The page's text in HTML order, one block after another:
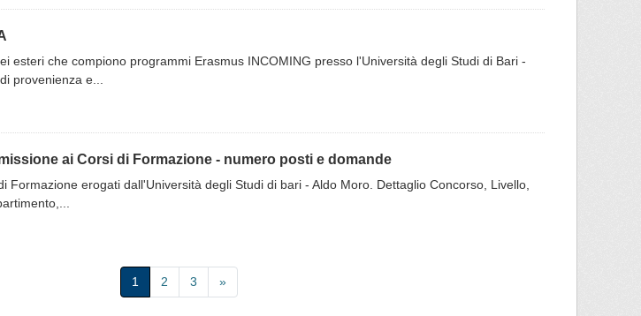
esteri che compiono programmi Erasmus INCOMING presso l'Università degli Studi di Bari -
provenienza e...
ai Corsi di Formazione - numero posti e domande
Formazione erogati dall'Università degli Studi di bari - Aldo Moro. Dettaglio Concorso, Livello,
1 2 3 »